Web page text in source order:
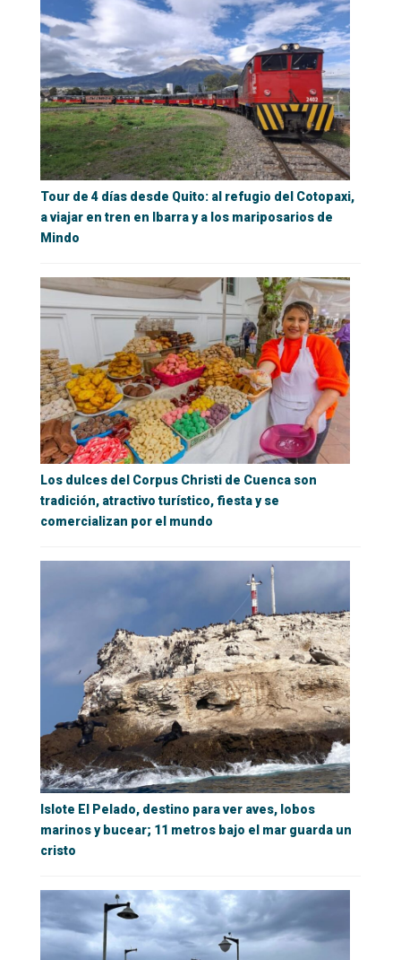
Tour de 4 días desde Quito: al refugio del Cotopaxi,
a viajar en tren en Ibarra y a los mariposarios de
Mindo
Los dulces del Corpus Christi de Cuenca son
tradición, atractivo turístico, fiesta y se
comercializan por el mundo
Islote El Pelado, destino para ver aves, lobos
marinos y bucear; 11 metros bajo el mar guarda un
cristo